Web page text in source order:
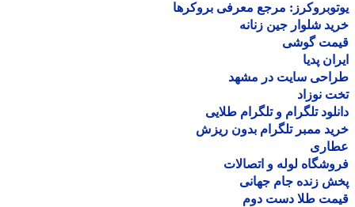
مرجع معرفی بروکرها
شلوار جین زنانه
گوشی
پدیا
سایت در مشهد
نوزاد
تلگرام و تلگرام طلایی
ممبر تلگرام بدون ریزش
لوله و اتصالات
زنده جام جهانی
طلا دست دوم